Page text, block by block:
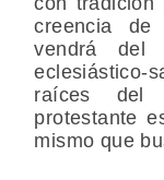
creencia
vendrá del
raíces del
protestante
mismo que